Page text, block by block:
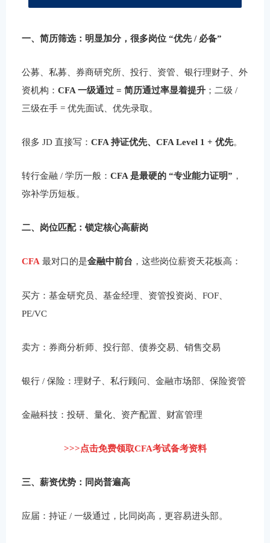
一、简历筛选：明显加分，很多岗位 “优先 / 必备”
公募、私募、券商研究所、投行、资管、银行理财子、外
资机构：CFA 一级通过 = 简历通过率显着提升 ；二级 /
三级在手 = 优先面试、优先录取。
很多 JD 直接写：CFA 持证优先、CFA Level 1 + 优先。
转行金融 / 学历一般：CFA 是最硬的 “专业能力证明” ，
弥补学历短板。
二、岗位匹配：锁定核心高薪岗
CFA 最对口的是金融中前台 ，这些岗位薪资天花板高：
买方：基金研究员、基金经理、资管投资岗、FOF、
PE/VC
卖方：券商分析师、投行部、债券交易、销售交易
银行 / 保险：理财子、私行顾问、金融市场部、保险资管
金融科技：投研、量化、资产配置、财富管理
>>>点击免费领取CFA考试备考资料
三、薪资优势：同岗普遍高
应届：持证 / 一级通过，比同岗高，更容易进头部。